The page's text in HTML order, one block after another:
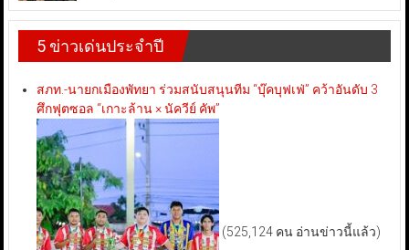
5 ข่าวเด่นประจำปี
สภท.-นายกเมืองพัทยา ร่วมสนับสนุนทีม “บุ๊คบุฟเฟ่” คว้าอันดับ 3
ศึกฟุตซอล “เกาะล้าน × นัควีย์ คัพ”
(525,124 คน อ่านข่าวนี้แล้ว)